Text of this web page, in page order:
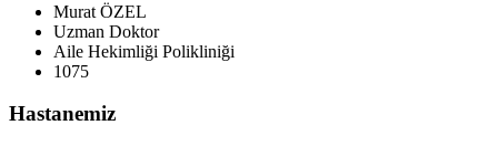
Murat ÖZEL
Uzman Doktor
Aile Hekimliği Polikliniği
1075
Hastanemiz